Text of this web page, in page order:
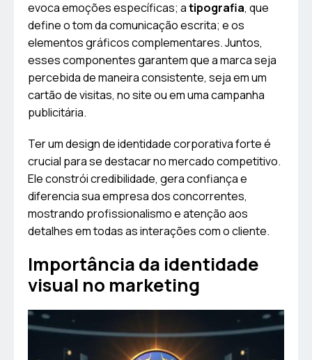
evoca emoções específicas; atipografia, que
define o tom da comunicação escrita; e os
elementos gráficos complementares. Juntos,
esses componentes garantem que a marca seja
percebida de maneira consistente, seja em um
cartão de visitas, no site ou em uma campanha
publicitária.
Ter um design de identidade corporativa forte é
crucial para se destacar no mercado competitivo.
Ele constrói credibilidade, gera confiança e
diferencia sua empresa dos concorrentes,
mostrando profissionalismo e atenção aos
detalhes em todas as interações com o cliente.
Importância da identidade
visual no marketing